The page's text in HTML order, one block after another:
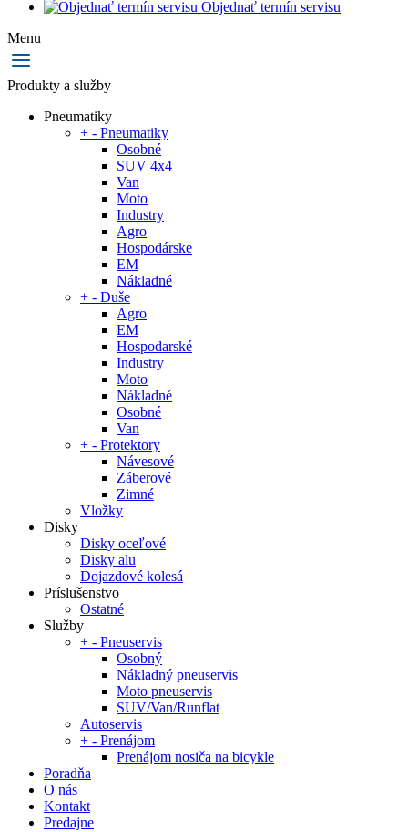
Objednať termín servisu
Menu
Produkty a služby
Pneumatiky
+ - Pneumatiky
Osobné
SUV 4x4
Van
Moto
Industry
Agro
Hospodárske
EM
Nákladné
+ - Duše
Agro
EM
Hospodarské
Industry
Moto
Nákladné
Osobné
Van
+ - Protektory
Návesové
Záberové
Zimné
Vložky
Disky
Disky oceľové
Disky alu
Dojazdové kolesá
Príslušenstvo
Ostatné
Služby
+ - Pneuservis
Osobný
Nákladný pneuservis
Moto pneuservis
SUV/Van/Runflat
Autoservis
+ - Prenájom
Prenájom nosiča na bicykle
Poradňa
O nás
Kontakt
Predajne